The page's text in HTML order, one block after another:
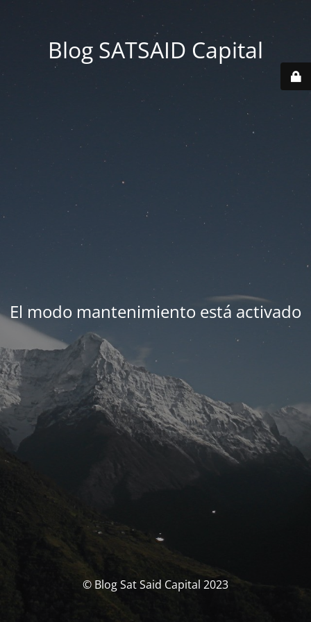
Blog SATSAID Capital
El modo mantenimiento está activado
© Blog Sat Said Capital 2023